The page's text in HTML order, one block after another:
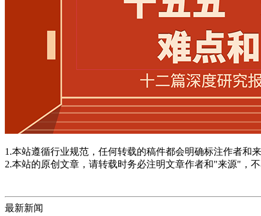
1.本站遵循行业规范，任何转载的稿件都会明确标注作者和来
2.本站的原创文章，请转载时务必注明文章作者和"来源"，
最新新闻